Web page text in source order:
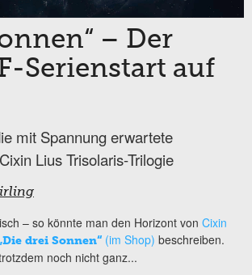
– Der
Serienstart auf
mit Spannung erwartete
Lius Trisolaris-Trilogie
– so könnte man den Horizont von Cixin
drei Sonnen“ (im Shop) beschreiben.
noch nicht ganz...